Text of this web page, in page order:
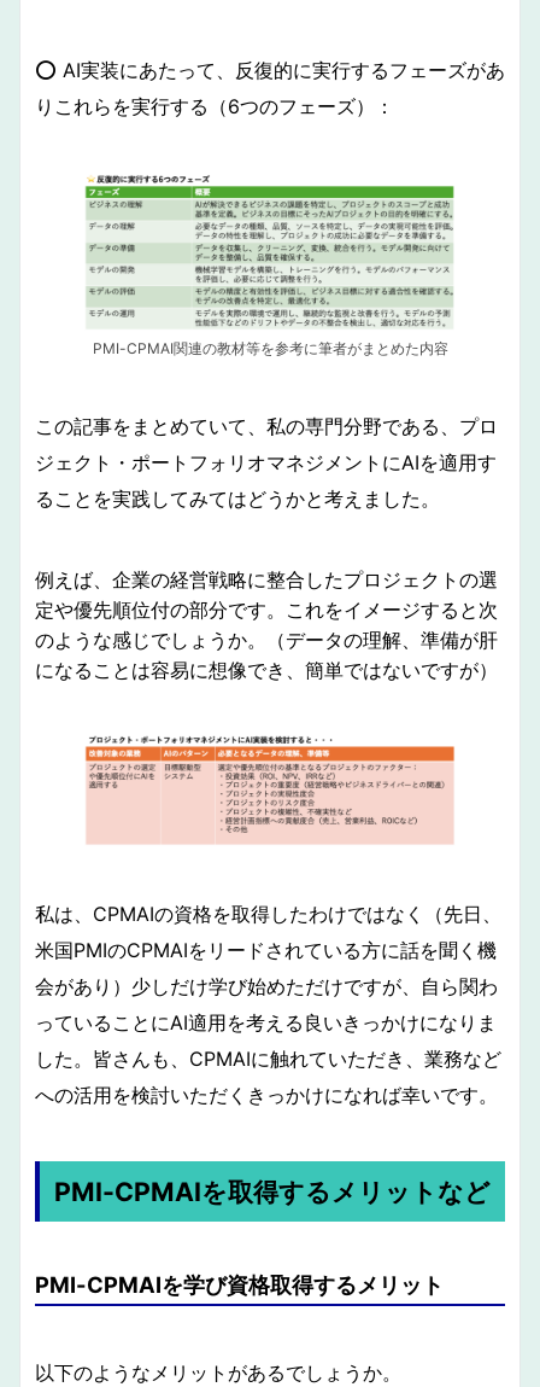
⭕️ AI実装にあたって、反復的に実行するフェーズがあ
りこれらを実行する（6つのフェーズ）：
PMI-CPMAI関連の教材等を参考に筆者がまとめた内容
この記事をまとめていて、私の専門分野である、プロ
ジェクト・ポートフォリオマネジメントにAIを適用す
ることを実践してみてはどうかと考えました。
例えば、企業の経営戦略に整合したプロジェクトの選
定や優先順位付の部分です。これをイメージすると次
のような感じでしょうか。（データの理解、準備が肝
になることは容易に想像でき、簡単ではないですが）
私は、CPMAIの資格を取得したわけではなく（先日、
米国PMIのCPMAIをリードされている方に話を聞く機
会があり）少しだけ学び始めただけですが、自ら関わ
っていることにAI適用を考える良いきっかけになりま
した。皆さんも、CPMAIに触れていただき、業務など
への活用を検討いただくきっかけになれば幸いです。
PMI-CPMAIを取得するメリットなど
PMI-CPMAIを学び資格取得するメリット
以下のようなメリットがあるでしょうか。